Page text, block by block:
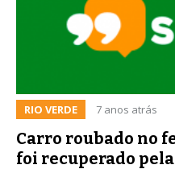
RIO VERDE 7 anos atrás
Carro roubado no
foi recuperado pela